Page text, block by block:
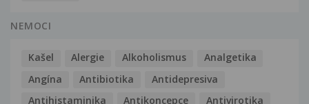
NEMOCI
Kašel Alergie Alkoholismus
Analgetika
Angína
Antibiotika
Antidepresiva
Antihistaminika
Antikoncepce Antivirotika